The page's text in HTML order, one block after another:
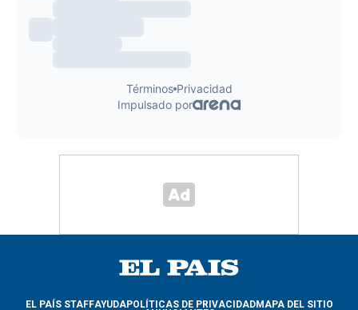
EL PAÍS STAFFAYUDAPOLÍTICAS DE PRIVACIDADMAPA DEL SITIO